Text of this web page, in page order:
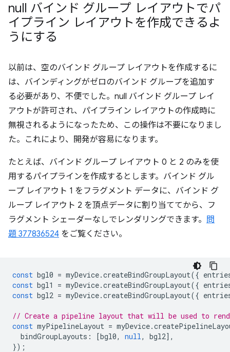
null バインド グループ レイアウトでパ
イプライン レイアウトを作成できるよ
うにする
以前は、空のバインド グループ レイアウトを作成するに
は、バインディングがゼロのバインド グループを追加す
る必要があり、不便でした。null バインド グループ レイ
アウトが許可され、パイプライン レイアウトの作成時に
無視されるようになったため、この操作は不要になりまし
た。これにより、開発が容易になります。
たとえば、バインド グループ レイアウト 0 と 2 のみを使
用するパイプラインを作成するとします。バインド グル
ープ レイアウト 1 をフラグメント データに、バインド グ
ループ レイアウト 2 を頂点データに割り当ててから、フ
ラグメント シェーダーなしでレンダリングできます。 問
題 377836524 をご覧ください。
const bgl0 = myDevice.createBindGroupLayout({
const bgl1 = myDevice.createBindGroupLayout({
const bgl2 = myDevice.createBindGroupLayout({
// Create a pipeline layout that will be used to
const myPipelineLayout = myDevice.
bindGroupLayouts : [bgl0, null, bgl2],
});